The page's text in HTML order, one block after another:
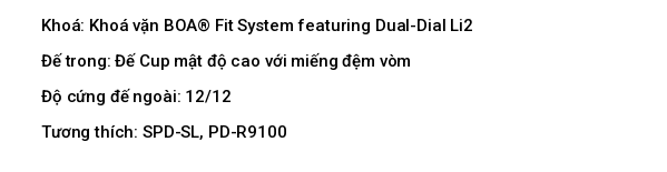
Khoá: Khoá vặn BOA® Fit System featuring Dual-Dial Li2
Đế trong: Đế Cup mật độ cao với miếng đệm vòm
Độ cứng đế ngoài: 12/12
Tương thích: SPD-SL, PD-R9100